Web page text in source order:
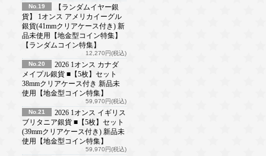
No.19
【ランダムイヤー銀
貨】 1オンス アメリカイーグル
銀貨(41mmクリアケース付き) 新
品未使用【地金型コイン特集】
【ランダムコイン特集】
12,270円(税込)
No.20
2026 1オンス カナダ
メイプル銀貨 ■【5枚】セット
38mmクリアケース付き 新品未
使用【地金型コイン特集】
59,970円(税込)
No.21
2026 1オンス イギリス
ブリタニア銀貨 ■【5枚】セット
(39mmクリアケース付き) 新品未
使用【地金型コイン特集】
59,970円(税込)